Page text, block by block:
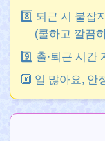
8️⃣ 퇴근 시 붙잡
(쿨하고 깔끔
9️⃣ 출·퇴근 시간
🔟 일 많아요, 안